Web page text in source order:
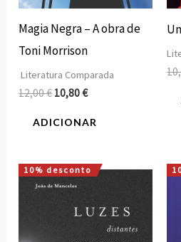
Magia Negra – A obra de
Toni Morrison
Literatura Comparada
12,00€ 10,80€
ADICIONAR
10% desconto
O
preço
O
preço
é: